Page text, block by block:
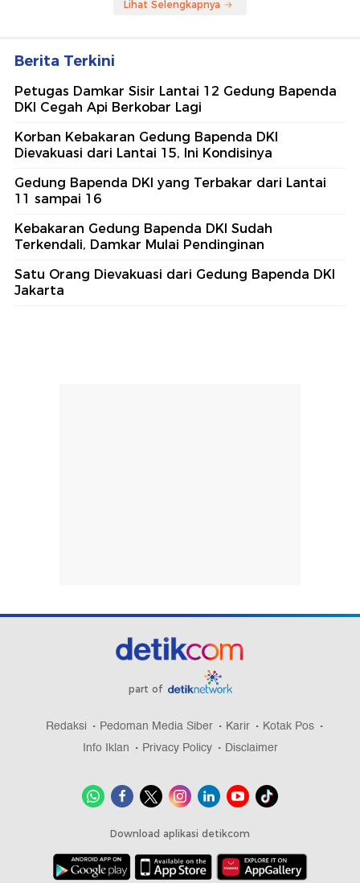
Lihat Selengkapnya
Berita Terkini
Petugas Damkar Sisir Lantai 12 Gedung Bapenda
DKI Cegah Api Berkobar Lagi
Korban Kebakaran Gedung Bapenda DKI
Dievakuasi dari Lantai 15, Ini Kondisinya
Gedung Bapenda DKI yang Terbakar dari Lantai
11 sampai 16
Kebakaran Gedung Bapenda DKI Sudah
Terkendali, Damkar Mulai Pendinginan
Satu Orang Dievakuasi dari Gedung Bapenda DKI
Jakarta
part of
Redaksi Pedoman Media Siber Karir
Kotak Pos
Info Iklan
Privacy Policy Disclaimer
Download aplikasi detikcom